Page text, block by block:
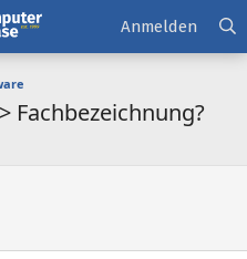
Anmelden
Fachbezeichnung?